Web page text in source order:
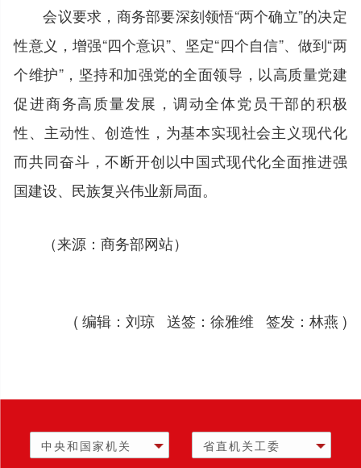
会议要求，商务部要深刻领悟“两个确立”的决定
性意义，增强“四个意识”、坚定“四个自信”、做到“两
个维护”，坚持和加强党的全面领导，以高质量党建
促进商务高质量发展，调动全体党员干部的积极
性、主动性、创造性，为基本实现社会主义现代化
而共同奋斗，不断开创以中国式现代化全面推进强
国建设、民族复兴伟业新局面。
（来源：商务部网站）
( 编辑：刘琼 送签：徐雅维 签发：林燕 )
中央和国家机关 省直机关工委